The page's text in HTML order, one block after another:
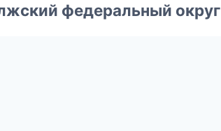
федеральный округ